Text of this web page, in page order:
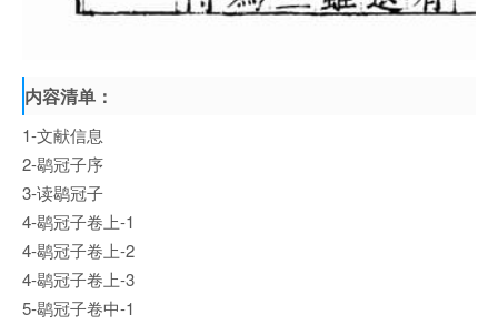
内容清单：
1-文献信息
2-鹖冠子序
3-读鹖冠子
4-鹖冠子卷上-1
4-鹖冠子卷上-2
4-鹖冠子卷上-3
5-鹖冠子卷中-1